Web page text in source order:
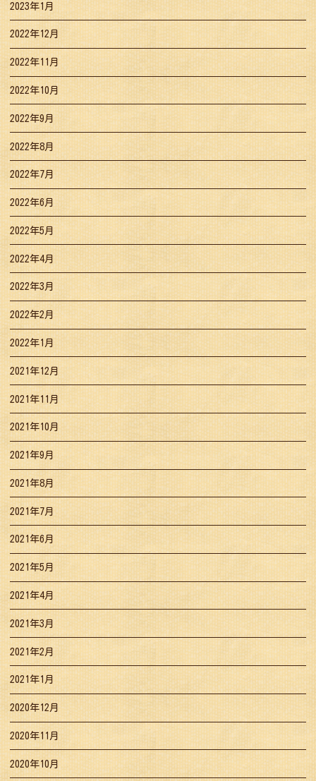
2023年1月
2022年12月
2022年11月
2022年10月
2022年9月
2022年8月
2022年7月
2022年6月
2022年5月
2022年4月
2022年3月
2022年2月
2022年1月
2021年12月
2021年11月
2021年10月
2021年9月
2021年8月
2021年7月
2021年6月
2021年5月
2021年4月
2021年3月
2021年2月
2021年1月
2020年12月
2020年11月
2020年10月